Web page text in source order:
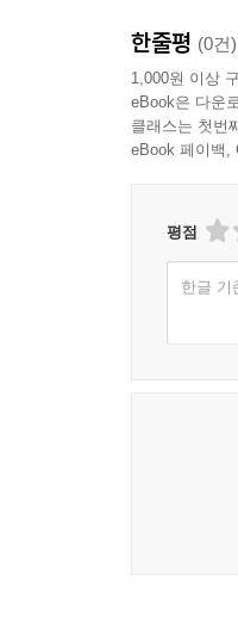
한줄평 (0건)
1,000원 이상
eBook은 다운
클래스는 첫번
eBook 페이백,
평점
한글 기